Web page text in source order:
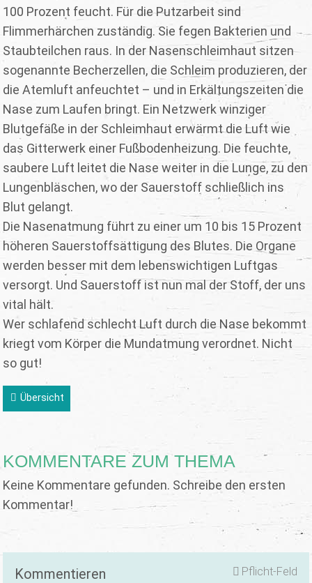
100 Prozent feucht. Für die Putzarbeit sind
Flimmerhärchen zuständig. Sie fegen Bakterien und
Staubteilchen raus. In der Nasenschleimhaut sitzen
sogenannte Becherzellen, die Schleim produzieren, der
die Atemluft anfeuchtet – und in Erkältungszeiten die
Nase zum Laufen bringt. Ein Netzwerk winziger
Blutgefäße in der Schleimhaut erwärmt die Luft wie
das Gitterwerk einer Fußbodenheizung. Die feuchte,
saubere Luft leitet die Nase weiter in die Lunge, zu den
Lungenbläschen, wo der Sauerstoff schließlich ins
Blut gelangt.
Die Nasenatmung führt zu einer um 10 bis 15 Prozent
höheren Sauerstoffsättigung des Blutes. Die Organe
werden besser mit dem lebenswichtigen Luftgas
versorgt. Und Sauerstoff ist nun mal der Stoff, der uns
vital hält.
Wer schlafend schlecht Luft durch die Nase bekommt
kriegt vom Körper die Mundatmung verordnet. Nicht
so gut!
Übersicht
KOMMENTARE ZUM THEMA
Keine Kommentare gefunden. Schreibe den ersten
Kommentar!
Pflicht-Feld
Kommentieren